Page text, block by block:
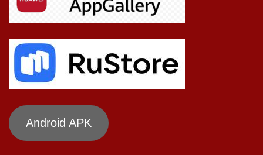
Android APK